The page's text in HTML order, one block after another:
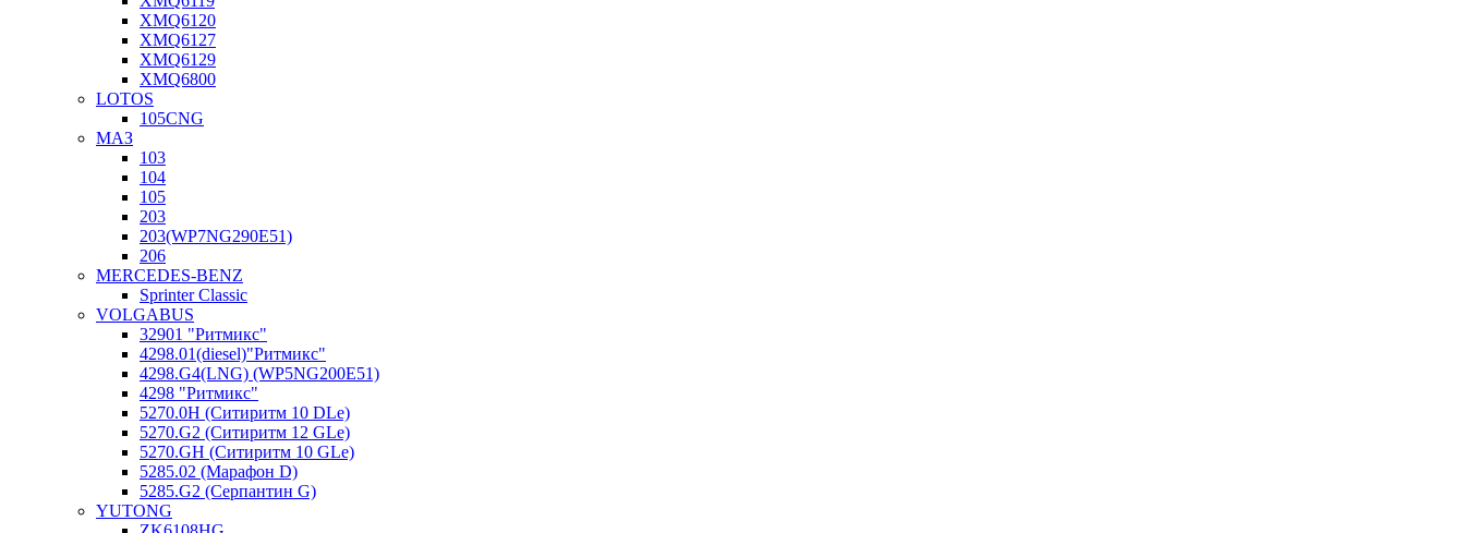
XMQ6120
XMQ6127
XMQ6129
XMQ6800
LOTOS
105CNG
МАЗ
103
104
105
203
203(WP7NG290E51)
206
MERCEDES-BENZ
Sprinter Classic
VOLGABUS
32901 "Ритмикc"
4298.01(diesel)"Ритмикс"
4298.G4(LNG) (WP5NG200E51)
4298 "Ритмикс"
5270.0H (Ситиритм 10 DLe)
5270.G2 (Ситиритм 12 GLe)
5270.GH (Ситиритм 10 GLe)
5285.02 (Марафон D)
5285.G2 (Серпантин G)
YUTONG